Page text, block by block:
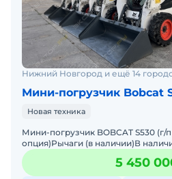
Нижний Новгород и ещё 14
Мини-погрузчик Bobcat
Новая техника
Мини-погрузчик BOBCAT S530 (г/
опция)Рычаги (в наличии)В
2026Склад - г. Москва
5 450